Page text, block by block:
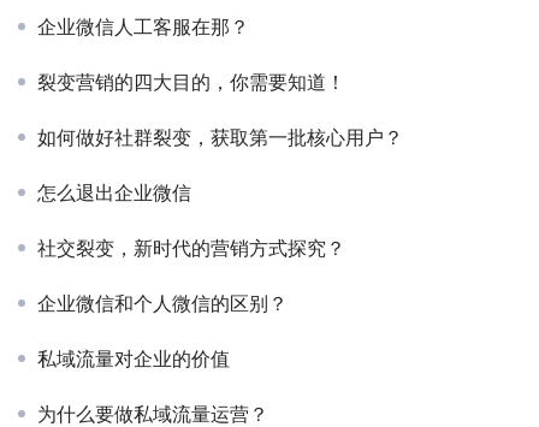
企业微信人工客服在那？
裂变营销的四大目的，你需要知道！
如何做好社群裂变，获取第一批核心用户？
怎么退出企业微信
社交裂变，新时代的营销方式探究？
企业微信和个人微信的区别？
私域流量对企业的价值
为什么要做私域流量运营？